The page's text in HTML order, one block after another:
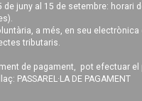
de juny al 15 de setembre: horari
a més, en seu electrònica
tributaris.
de pagament, pot efectuar el
PASSAREL·LA DE PAGAMENT